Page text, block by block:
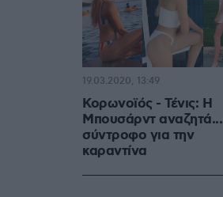
Κορωνοϊός - Τένις: Η
Μπουσάρντ αναζητά...
σύντροφο για την
καραντίνα
19.03.2020, 13:49